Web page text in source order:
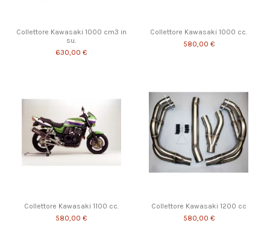
Collettore Kawasaki 1000 cm3 in
su.
630,00 €
Collettore Kawasaki 1000 cc.
580,00 €
Collettore Kawasaki 1100 cc.
580,00 €
Collettore Kawasaki 1200 cc
580,00 €